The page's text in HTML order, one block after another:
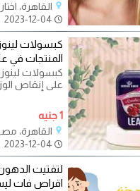
القاهرة، اختار
كبسولات
المنتجات في
كبسولات
تعمل على نحت
الدهون
1 جنيه
القاهرة،
اقراص فات